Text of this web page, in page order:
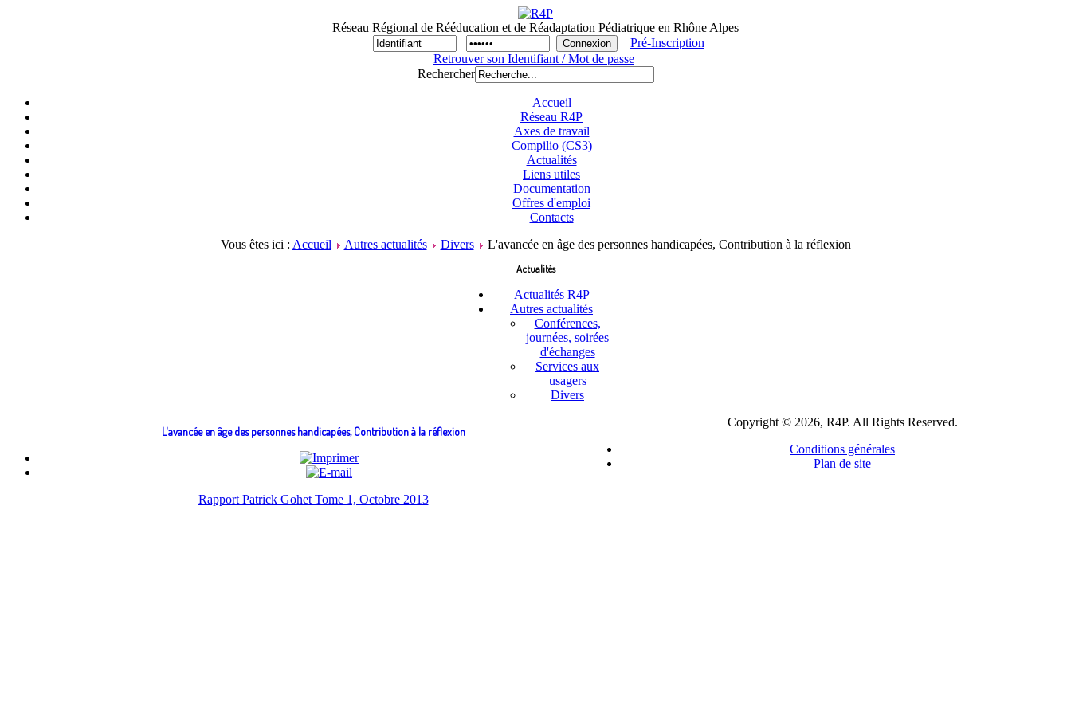
Réseau Régional de Rééducation et de Réadaptation Pédiatrique en Rhône Alpes
Pré-Inscription
Retrouver son Identifiant / Mot de passe
Rechercher
Accueil
Réseau R4P
Axes de travail
Compilio (CS3)
Actualités
Liens utiles
Documentation
Offres d'emploi
Contacts
Vous êtes ici : Accueil Autres actualités Divers L'avancée en âge des personnes handicapées, Contribution à la réflexion
Actualités
Actualités R4P
Autres actualités
Conférences,
journées, soirées
d'échanges
Services aux
usagers
Divers
L'avancée en âge des personnes handicapées, Contribution à la réflexion
Rapport Patrick Gohet Tome 1, Octobre 2013
Copyright © 2026, R4P. All Rights Reserved.
Conditions générales
Plan de site